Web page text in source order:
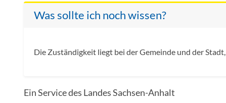
Was sollte ich noch wissen?
Die Zuständigkeit liegt bei der Gemeinde und der
Ein Service des Landes Sachsen-Anhalt